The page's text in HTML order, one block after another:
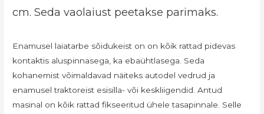
cm. Seda vaolaiust peetakse parimaks.
Enamusel laiatarbe sõidukeist on on kõik rattad pidevas
kontaktis aluspinnasega, ka ebaühtlasega. Seda
kohanemist võimaldavad näiteks autodel vedrud ja
enamusel traktoreist esisilla- või keskliigendid. Antud
masinal on kõik rattad fikseeritud ühele tasapinnale. Selle